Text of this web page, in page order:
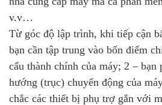
v.v…
Từ góc độ lập trình, khi tiếp cận
bạn cần tập trung vào bốn điểm
cấu thành chính của máy; 2 – bạn
hướng (trục) chuyển động của
chắc các thiết bị phụ trợ gắn với